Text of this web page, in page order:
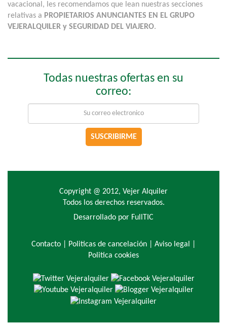
vacacional, les recomendamos que lean nuestras secciones
relativas a PROPIETARIOS ANUNCIANTES EN EL GRUPO
VEJERALQUILER y SEGURIDAD DEL VIAJERO.
Todas nuestras ofertas en su
correo:
SUSCRIBIRME
Copyright @ 2012, Vejer Alquiler
Todos los derechos reservados.
Desarrollado por FullTIC
Contacto Politicas de cancelación |
Aviso legal |
Politica cookies